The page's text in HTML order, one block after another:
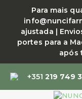
conteúdo
Para mais
ajustada |
portes para a
após
+351219 749